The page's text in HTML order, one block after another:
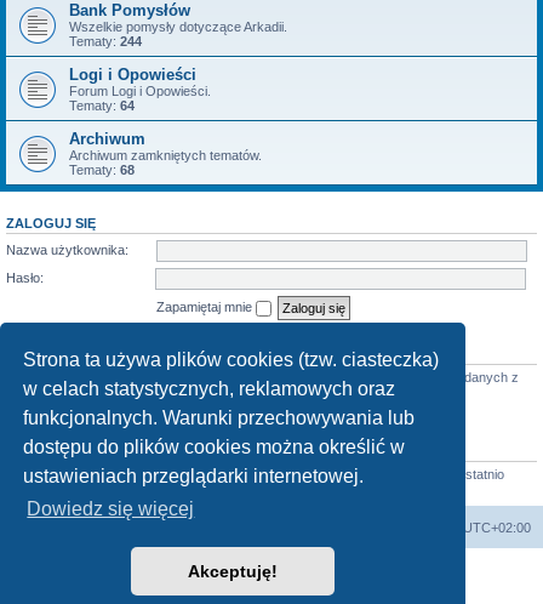
Strona ta używa plików cookies (tzw. ciasteczka)
w celach statystycznych, reklamowych oraz
funkcjonalnych. Warunki przechowywania lub
dostępu do plików cookies można określić w
ustawieniach przeglądarki internetowej.
Dowiedz się więcej
Akceptuję!
Bank Pomysłów
Wszelkie pomysły dotyczące Arkadii.
Tematy: 244
Logi i Opowieści
Forum Logi i Opowieści.
Tematy: 64
Archiwum
Archiwum zamkniętych tematów.
Tematy: 68
ZALOGUJ SIĘ
Nazwa użytkownika:
Hasło:
Zapamiętaj mnie
KTO JEST ONLINE
użytkowników online :: 2 zarejestrowanych, 0 ukrytych i 27 gości (wg danych z
ostatnich 5 minut)
Najwięcej użytkowników (
3712) było online 07 mar 2026 22:02
STATYSTYKI
Liczba postów:58683• Liczba tematów:855• Liczba użytkowników:
• Ostatnio
zarejestrowany użytkownik:
Horst
UTC+02:00
Technologię dostarczaphpBB® Forum Software © phpBB Limited
Polski pakiet językowy dostarcza